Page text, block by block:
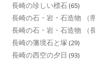
長崎の珍しい標石(65)
長崎の石・岩・石造物 （
長崎の石・岩・石造物 （
長崎の藩境石と塚 (29)
長崎の西空の夕日 (93)